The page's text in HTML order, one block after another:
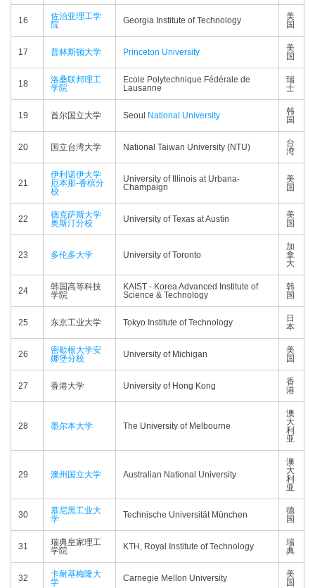
16
佐治亚理工学
院
Georgia Institute of Technology
美
国
17 普林斯顿大学 Princeton University
美
国
18
洛桑联邦理工
学院
Ecole Polytechnique Fédérale de
Lausanne
瑞
士
19 首尔国立大学 Seoul National University
韩
国
20 国立台湾大学 National Taiwan University (NTU)
台
湾
21
伊利诺伊大学
厄本那-香槟分
校
University of Illinois at Urbana-
Champaign
美
国
22
德克萨斯大学
奥斯汀分校
University of Texas at Austin
美
国
23 多伦多大学 University of Toronto
加
拿
大
24
韩国高等科技
学院
KAIST - Korea Advanced Institute of
Science & Technology
韩
国
25 东京工业大学 Tokyo Institute of Technology
日
本
26
密歇根大学安
娜堡分校
University of Michigan
美
国
27 香港大学 University of Hong Kong
香
港
28 墨尔本大学 The University of Melbourne
澳
大
利
亚
29 澳州国立大学 Australian National University
澳
大
利
亚
30
慕尼黑工业大
学
Technische Universität München
德
国
31
瑞典皇家理工
学院
KTH, Royal Institute of Technology
瑞
典
32
卡耐基梅隆大
学
Carnegie Mellon University
美
国